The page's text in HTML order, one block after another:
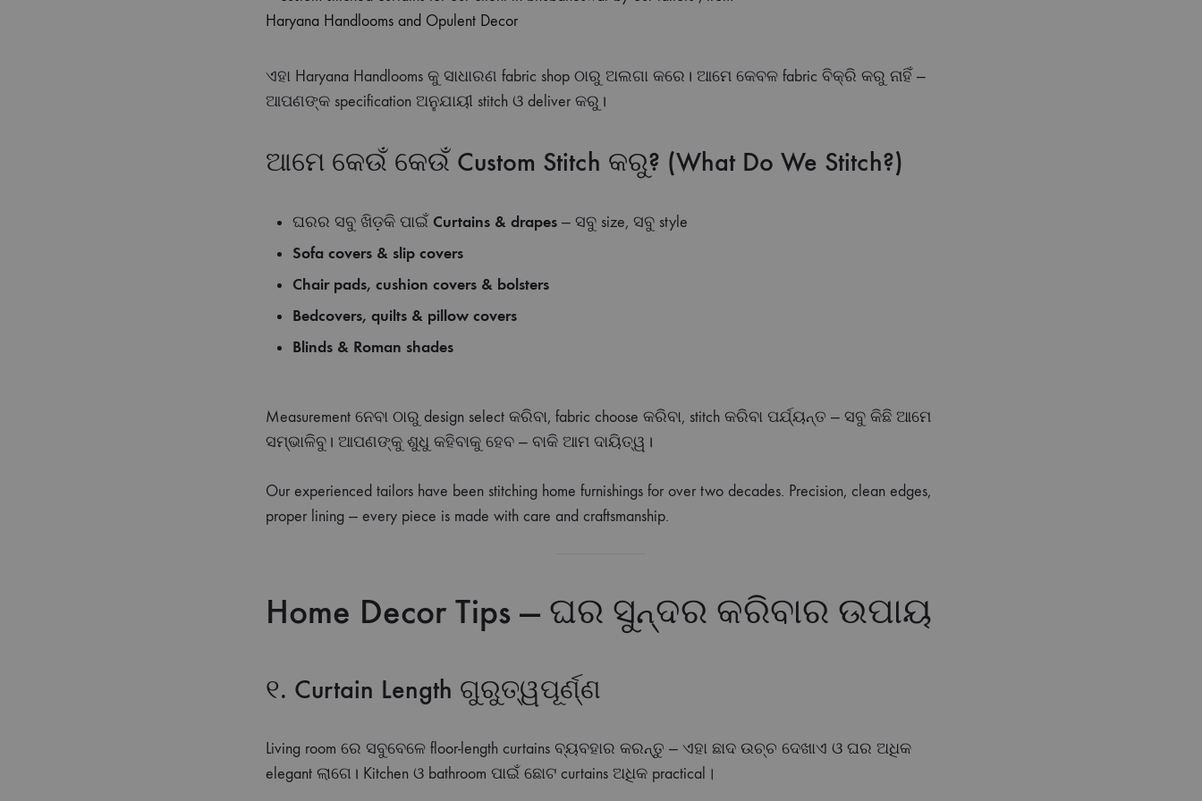
ଏହା Haryana Handlooms କୁ ସାଧାରଣ fabric shop ଠାରୁ ଅଲଗା କରେ। ଆମେ କେବଳ fabric ବିକ୍ରି କରୁ ନାହିଁ —
ଆପଣଙ୍କ specification ଅନୁଯାୟୀ stitch ଓ deliver କରୁ।
ଆମେ କେଉଁ କେଉଁ Custom Stitch କରୁ? (What Do We Stitch?)
ଘରର ସବୁ ଖିଡ଼କି ପାଇଁ Curtains & drapes — ସବୁ size, ସବୁ style
Sofa covers & slip covers
Chair pads, cushion covers & bolsters
Bedcovers, quilts & pillow covers
Blinds & Roman shades
Measurement ନେବା ଠାରୁ design select କରିବା, fabric choose କରିବା, stitch କରିବା ପର୍ଯ୍ୟନ୍ତ — ସବୁ କିଛି ଆମେ
ସମ୍ଭାଳିବୁ। ଆପଣଙ୍କୁ ଶୁଧୁ କହିବାକୁ ହେବ — ବାକି ଆମ ଦାୟିତ୍ୱ।
Our experienced tailors have been stitching home furnishings for over two decades. Precision, clean edges,
proper lining — every piece is made with care and craftsmanship.
Home Decor Tips — ଘର ସୁନ୍ଦର କରିବାର ଉପାୟ
୧. Curtain Length ଗୁରୁତ୍ୱପୂର୍ଣ୍ଣ
Living room ରେ ସବୁବେଳେ floor-length curtains ବ୍ୟବହାର କରନ୍ତୁ — ଏହା ଛାଦ ଉଚ୍ଚ ଦେଖାଏ ଓ ଘର ଅଧିକ
elegant ଲାଗେ। Kitchen ଓ bathroom ପାଇଁ ଛୋଟ curtains ଅଧିକ practical।